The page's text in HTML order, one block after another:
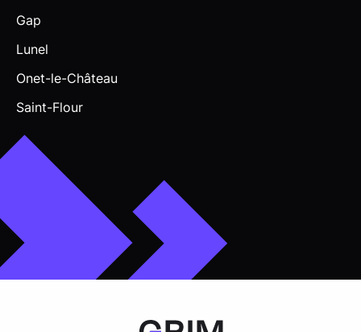
Gap
Lunel
Onet-le-Château
Saint-Flour